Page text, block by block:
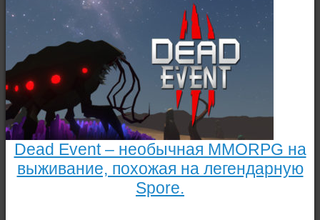
Dead Event – необычная MMORPG на
выживание, похожая на легендарную
Spore.